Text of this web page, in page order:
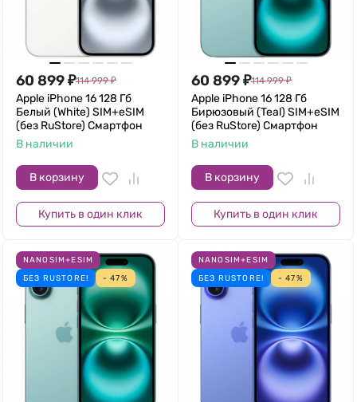
60 899₽114 999 ₽
Apple iPhone 16 128 Гб
Белый (White) SIM+eSIM
(без RuStore) Смартфон
В наличии
В корзину
Купить в один клик
60 899₽114 999 ₽
Apple iPhone 16 128 Гб
Бирюзовый (Teal) SIM+eSIM
(без RuStore) Смартфон
В наличии
В корзину
Купить в один клик
NANOSIM+ESIM
БЕЗ RUSTORE!
- 47%
NANOSIM+ESIM
БЕЗ RUSTORE!
- 47%